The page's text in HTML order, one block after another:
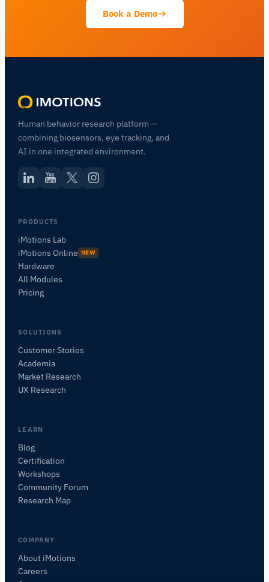
Book a Demo
Human behavior research platform —
combining biosensors, eye tracking, and
AI in one integrated environment.
PRODUCTS
iMotions Lab
iMotions Online NEW
Hardware
All Modules
Pricing
SOLUTIONS
Customer Stories
Academia
Market Research
UX Research
LEARN
Blog
Certification
Workshops
Community Forum
Research Map
COMPANY
About iMotions
Careers
Posez des questions sur les méthodes de
POSER UNE QUESTION SUR CET ARTICLE
Résumer cet article